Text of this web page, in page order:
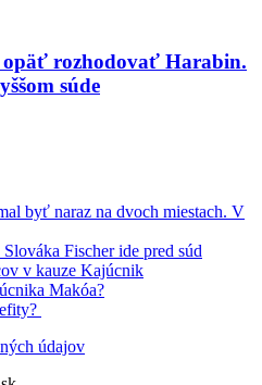
opäť rozhodovať Harabin.
súde
byť naraz na dvoch miestach. V
Fischer ide pred súd
v kauze Kajúcnik
Makóa?
údajov